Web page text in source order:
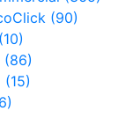
(90)
(86)
(15)